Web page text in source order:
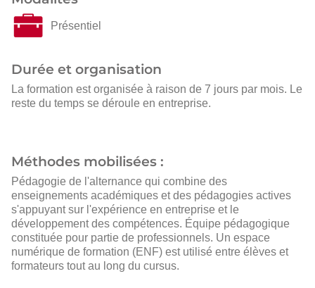
Présentiel
Durée et organisation
La formation est organisée à raison de 7 jours par mois. Le
reste du temps se déroule en entreprise.
Méthodes mobilisées :
Pédagogie de l'alternance qui combine des
enseignements académiques et des pédagogies actives
s'appuyant sur l'expérience en entreprise et le
développement des compétences. Équipe pédagogique
constituée pour partie de professionnels. Un espace
numérique de formation (ENF) est utilisé entre élèves et
formateurs tout au long du cursus.